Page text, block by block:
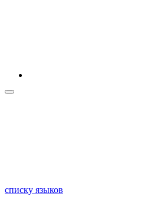
списку языков